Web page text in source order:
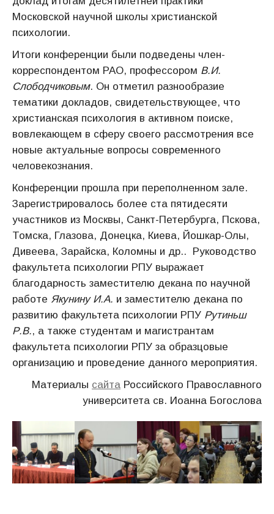
Московской научной школы христианской
психологии.
Итоги конференции были подведены член-
корреспондентом РАО, профессором В.И.
Слободчиковым. Он отметил разнообразие
тематики докладов, свидетельствующее, что
христианская психология в активном поиске,
вовлекающем в сферу своего рассмотрения все
новые актуальные вопросы современного
человекознания.
Конференции прошла при переполненном зале.
Зарегистрировалось более ста пятидесяти
участников из Москвы, Санкт-Петербурга, Пскова,
Томска, Глазова, Донецка, Киева, Йошкар-Олы,
Дивеева, Зарайска, Коломны и др.. Руководство
факультета психологии РПУ выражает
благодарность заместителю декана по научной
работе Якунину И.А. и заместителю декана по
развитию факультета психологии РПУ Рутиньш
Р.В., а также студентам и магистрантам
факультета психологии РПУ за образцовые
организацию и проведение данного мероприятия.
Материалы сайта Российского Православного
университета св. Иоанна Богослова